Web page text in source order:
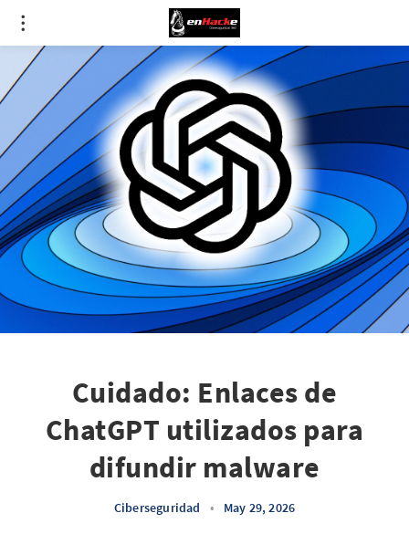
Cuidado: Enlaces de
ChatGPT utilizados para
difundir malware
Ciberseguridad • May 29, 2026